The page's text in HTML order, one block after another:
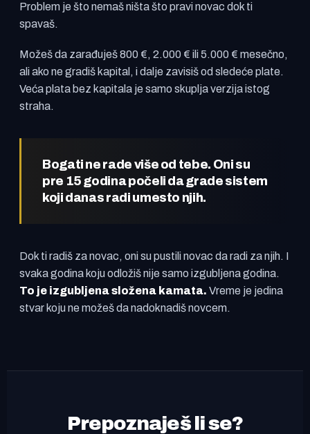
Problem je što nemaš ništa što pravi novac dok ti
spavaš.
Možeš da zarađuješ 800 €, 2.000 € ili 5.000 € mesečno,
ali ako ne gradiš kapital, i dalje zavisiš od sledeće plate.
Veća plata bez kapitala je samo skuplja verzija istog
straha.
Bogati ne rade više od tebe. Oni su
pre 15 godina počeli da grade sistem
koji danas radi umesto njih.
Dok ti radiš za novac, oni su pustili novac da radi za njih. I
svaka godina koju odložiš nije samo izgubljena godina.
To je izgubljena složena kamata. Vreme je jedina
stvar koju ne možeš da nadoknadiš novcem.
Prepoznaješ li se?